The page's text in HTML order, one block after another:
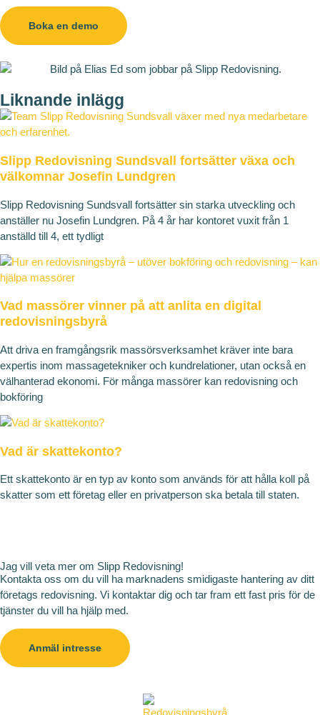
Boka en demo
Liknande inlägg
Slipp Redovisning Sundsvall fortsätter växa och
välkomnar Josefin Lundgren
Slipp Redovisning Sundsvall fortsätter sin starka utveckling och
anställer nu Josefin Lundgren. På 4 år har kontoret vuxit från 1
anställd till 4, ett tydligt
Vad massörer vinner på att anlita en digital
redovisningsbyrå
Att driva en framgångsrik massörsverksamhet kräver inte bara
expertis inom massagetekniker och kundrelationer, utan också en
välhanterad ekonomi. För många massörer kan redovisning och
bokföring
Vad är skattekonto?
Ett skattekonto är en typ av konto som används för att hålla koll på
skatter som ett företag eller en privatperson ska betala till staten.
Jag vill veta mer om Slipp Redovisning!
Kontakta oss om du vill ha marknadens smidigaste hantering av ditt
företags redovisning. Vi kontaktar dig och tar fram ett fast pris för de
tjänster du vill ha hjälp med.
Anmäl intresse